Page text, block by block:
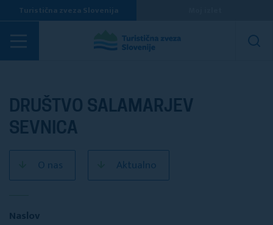
Turistična zveza Slovenija
Turistična društva
DRUŠTVO SALAMARJEV
SEVNICA
O nas Aktualno
Naslov